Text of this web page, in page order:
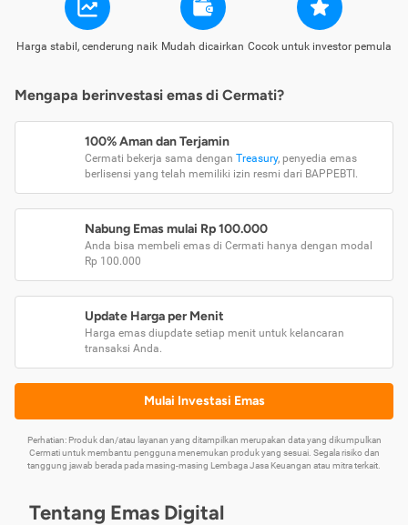
Harga stabil, cenderung naik Mudah dicairkan Cocok untuk investor pemula
Mengapa berinvestasi emas di Cermati?
100% Aman dan Terjamin
Cermati bekerja sama dengan Treasury, penyedia emas
berlisensi yang telah memiliki izin resmi dari BAPPEBTI.
Nabung Emas mulai Rp 100.000
Anda bisa membeli emas di Cermati hanya dengan modal
Rp 100.000
Update Harga per Menit
Harga emas diupdate setiap menit untuk kelancaran
transaksi Anda.
Mulai Investasi Emas
Perhatian: Produk dan/atau layanan yang ditampilkan merupakan data yang dikumpulkan
Cermati untuk membantu pengguna menemukan produk yang sesuai. Segala risiko dan
tanggung jawab berada pada masing-masing Lembaga Jasa Keuangan atau mitra terkait.
Tentang Emas Digital